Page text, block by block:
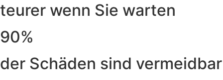
teurer wenn Sie warten
90%
der Schäden sind vermeidbar